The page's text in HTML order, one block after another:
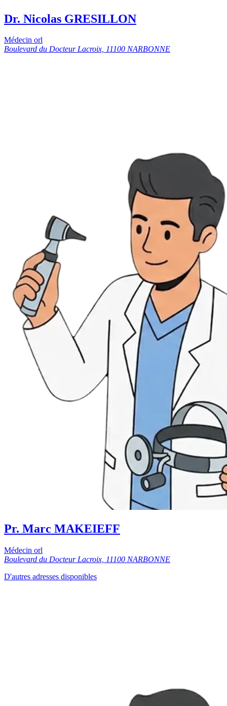
Dr. Nicolas GRESILLON
Médecin orl
Boulevard du Docteur Lacroix, 11100 NARBONNE
Pr. Marc MAKEIEFF
Médecin orl
Boulevard du Docteur Lacroix, 11100 NARBONNE
D'autres adresses disponibles